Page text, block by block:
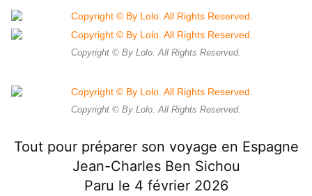
Copyright © By Lolo. All Rights Reserved.
Copyright © By Lolo. All Rights Reserved.
Tout pour préparer son voyage en Espagne
Jean-Charles Ben Sichou
Paru le 4 février 2026